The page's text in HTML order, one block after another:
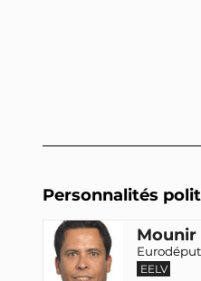
Personnalités
Mounir
EELV